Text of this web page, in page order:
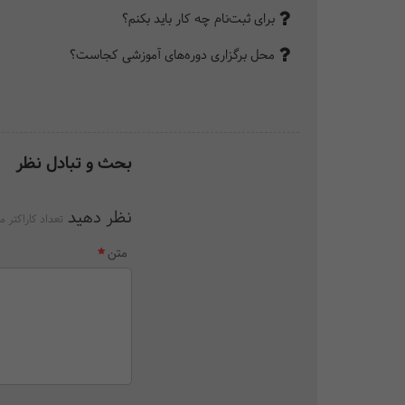
برای ثبت‌نام چه کار باید بکنم؟
محل برگزاری دوره‌های آموزشی کجاست؟
بحث و تبادل نظر
نظر دهید تعداد کاراکتر
متن